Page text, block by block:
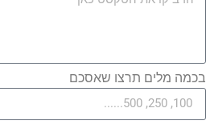
בכמה מלים תרצו שאסכם